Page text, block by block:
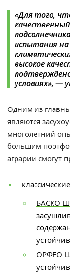
«Для того,
испытания на
высокое
условиях», —
Одним из
являются
многолетний
большим
аграрии смогут
БАСКО
ОРФЕО